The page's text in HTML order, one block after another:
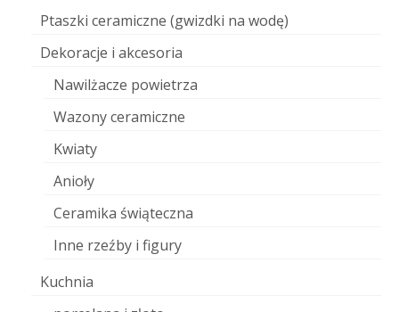
Ptaszki ceramiczne (gwizdki na wodę)
Dekoracje i akcesoria
Nawilżacze powietrza
Wazony ceramiczne
Kwiaty
Anioły
Ceramika świąteczna
Inne rzeźby i figury
Kuchnia